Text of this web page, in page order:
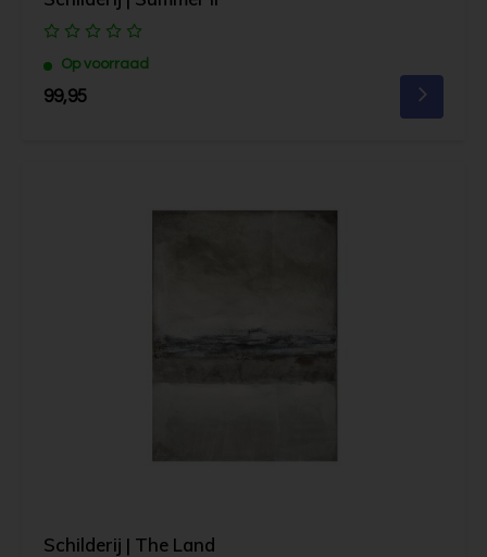
Op voorraad
99,95
Schilderij | The Land